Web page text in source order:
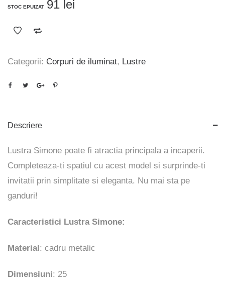
STOC EPUIZAT 91 lei
Categorii: Corpuri de iluminat, Lustre
Descriere
Lustra Simone poate fi atractia principala a incaperii.
Completeaza-ti spatiul cu acest model si surprinde-ti
invitatii prin simplitate si eleganta. Nu mai sta pe
ganduri!
Caracteristici Lustra Simone:
Material: cadru metalic
Dimensiuni: 25